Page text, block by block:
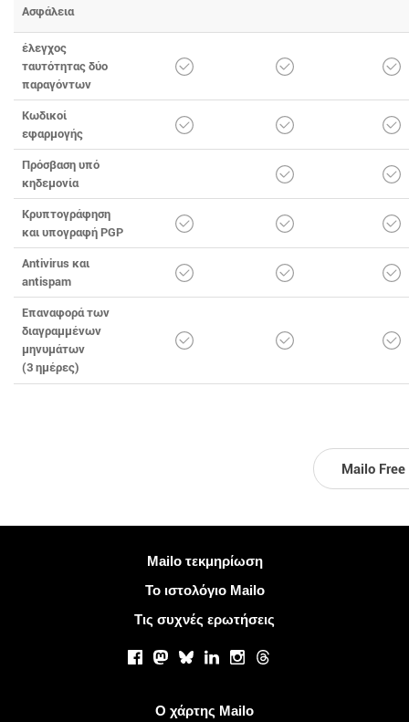
Ασφάλεια
έλεγχος
ταυτότητας δύο
παραγόντων
Κωδικοί
εφαρμογής
Πρόσβαση υπό
κηδεμονία
Κρυπτογράφηση
και υπογραφή PGP
Antivirus και
antispam
Επαναφορά των
διαγραμμένων
μηνυμάτων
(3 ημέρες)
Mailo Free
Περισσότερες πληροφορίεςMailo τεκμηρίωση
Το ιστολόγιο Mailo
Τις συχνές ερωτήσεις
Facebook
Mastodon
BlueskyLinkedInInstagram
Threads
Ο χάρτης Mailo